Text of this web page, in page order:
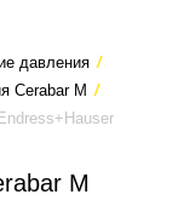
давления /
Cerabar M /
M